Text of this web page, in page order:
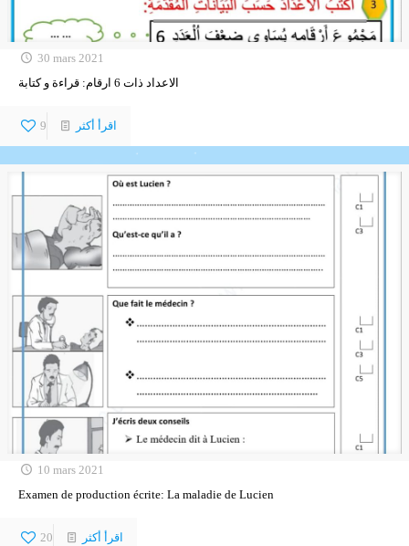
30 mars 2021
الاعداد ذات 6 ارقام: قراءة و كتابة
9 اقرأ أكثر
10 mars 2021
Examen de production écrite: La maladie de Lucien
20 اقرأ أكثر